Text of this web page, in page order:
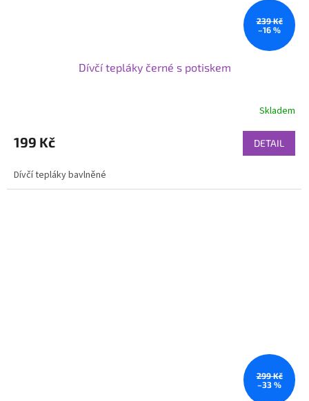
239 Kč
–16 %
Dívčí tepláky černé s potiskem
Skladem
199 Kč DETAIL
Dívčí tepláky bavlněné
299 Kč
–33 %